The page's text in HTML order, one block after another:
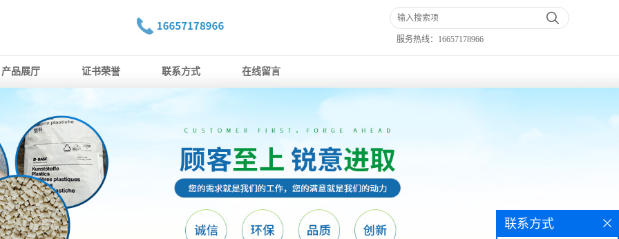
服务热线： 16657178966
产品展厅 证书荣誉 联系方式 在线留言
联系方式